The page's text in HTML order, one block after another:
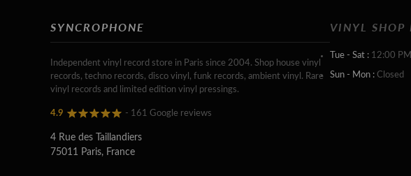
SYNCROPHONE
Independent vinyl record store in Paris since 2004. Shop house vinyl
records, techno records, disco vinyl, funk records, ambient vinyl. Rare
vinyl records and limited edition vinyl pressings.
4.9 - 161 Google reviews
4 Rue des Taillandiers
75011 Paris, France
VINYL SHOP
Tue - Sat : 12:00
Sun - Mon : Closed